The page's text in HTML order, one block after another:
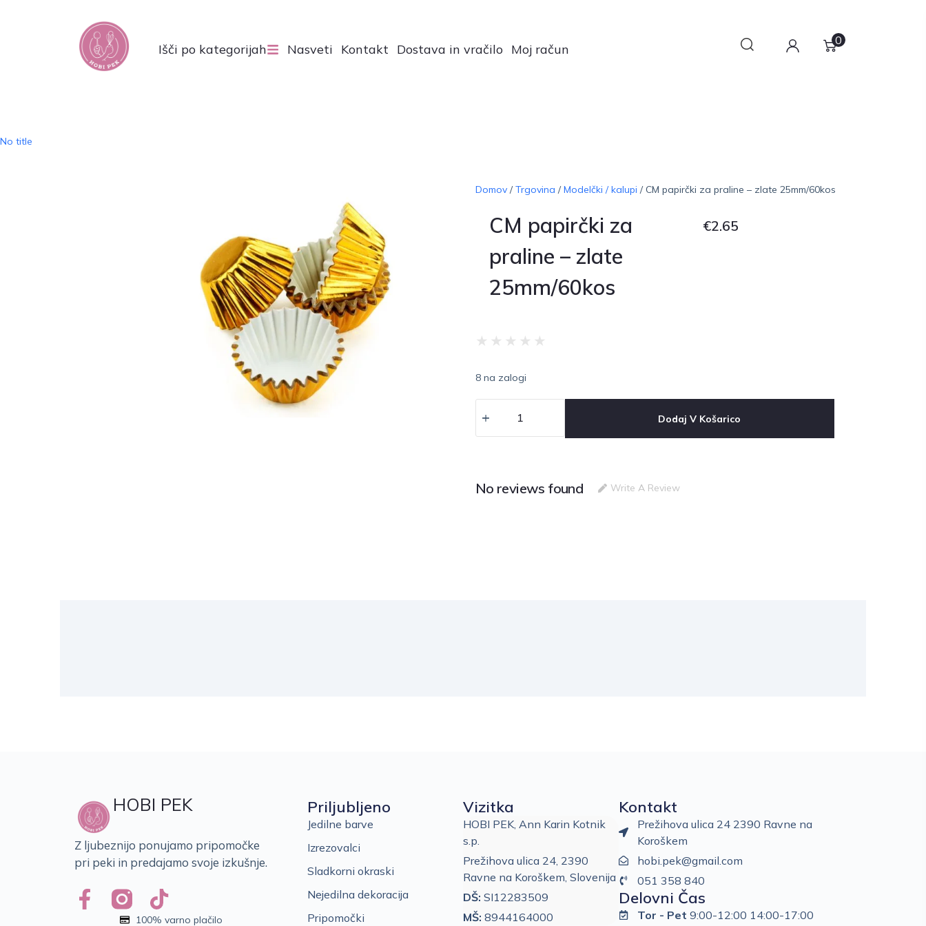
Išči po kategorijah Nasveti Kontakt Dostava in vračilo Moj račun
0
No title
Domov/Trgovina /Modelčki / kalupi / CM papirčki za praline – zlate 25mm/60kos
CM papirčki za
praline – zlate
25mm/60kos
€2.65
★ ★ ★ ★ ★
8 na zalogi
Dodaj V Košarico
No reviews found Write A Review
HOBI PEK
Z ljubeznijo ponujamo pripomočke
pri peki in predajamo svoje izkušnje.
100% varno plačilo
Priljubljeno
Jedilne barve
Izrezovalci
Sladkorni okraski
Nejedilna dekoracija
Pripomočki
Vizitka
HOBI PEK, Ann Karin Kotnik
s.p.
Prežihova ulica 24, 2390
Ravne na Koroškem, Slovenija
DŠ: SI12283509
MŠ: 8944164000
Kontakt
Prežihova ulica 24 2390 Ravne na
Koroškem
hobi.pek@gmail.com
051 358 840
Delovni Čas
Tor - Pet 9:00-12:00 14:00-17:00